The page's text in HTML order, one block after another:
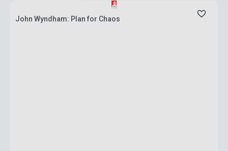
John Wyndham: Plan for Chaos